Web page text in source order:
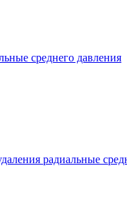
среднего давления
радиальные